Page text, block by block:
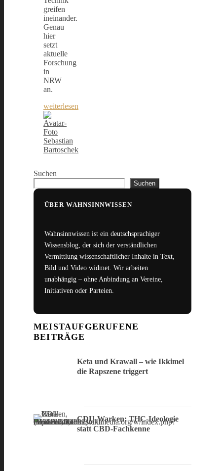
greifen
ineinander.
Genau
hier
setzt
aktuelle
Forschung
in
NRW
an.
weiterlesen
Sebastian
Bartoschek
Suchen
Suchen
ÜBER WAHNSINNWISSEN
Wahnsinnwissen ist ein deutschsprachiger
Wissensblog, der sich der verständlichen
Vermittlung wissenschaftlicher Inhalte in Text,
Bild und Video widmet. Wir arbeiten
unabhängig – ohne Anbindung an Vereine,
Initiativen oder Parteien.
MEISTAUFGERUFENE
BEITRÄGE
Keta und Krawall – wie Ikkimel
die Rapszene triggert
CDU-Warken: THC-Ideologie
statt CBD-Fachkenne